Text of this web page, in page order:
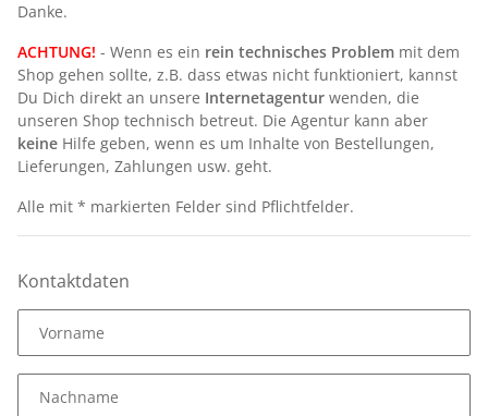
Danke.
ACHTUNG! - Wenn es ein rein technisches Problem mit dem
Shop gehen sollte, z.B. dass etwas nicht funktioniert, kannst
Du Dich direkt an unsere Internetagentur wenden, die
unseren Shop technisch betreut. Die Agentur kann aber
keine Hilfe geben, wenn es um Inhalte von Bestellungen,
Lieferungen, Zahlungen usw. geht.
Alle mit * markierten Felder sind Pflichtfelder.
Kontaktdaten
Vorname
Nachname